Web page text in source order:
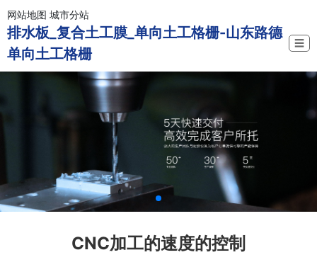
网站地图 城市分站
排水板_复合土工膜_单向土工格栅-山东路德
单向土工格栅
☰
CNC加工的速度的控制